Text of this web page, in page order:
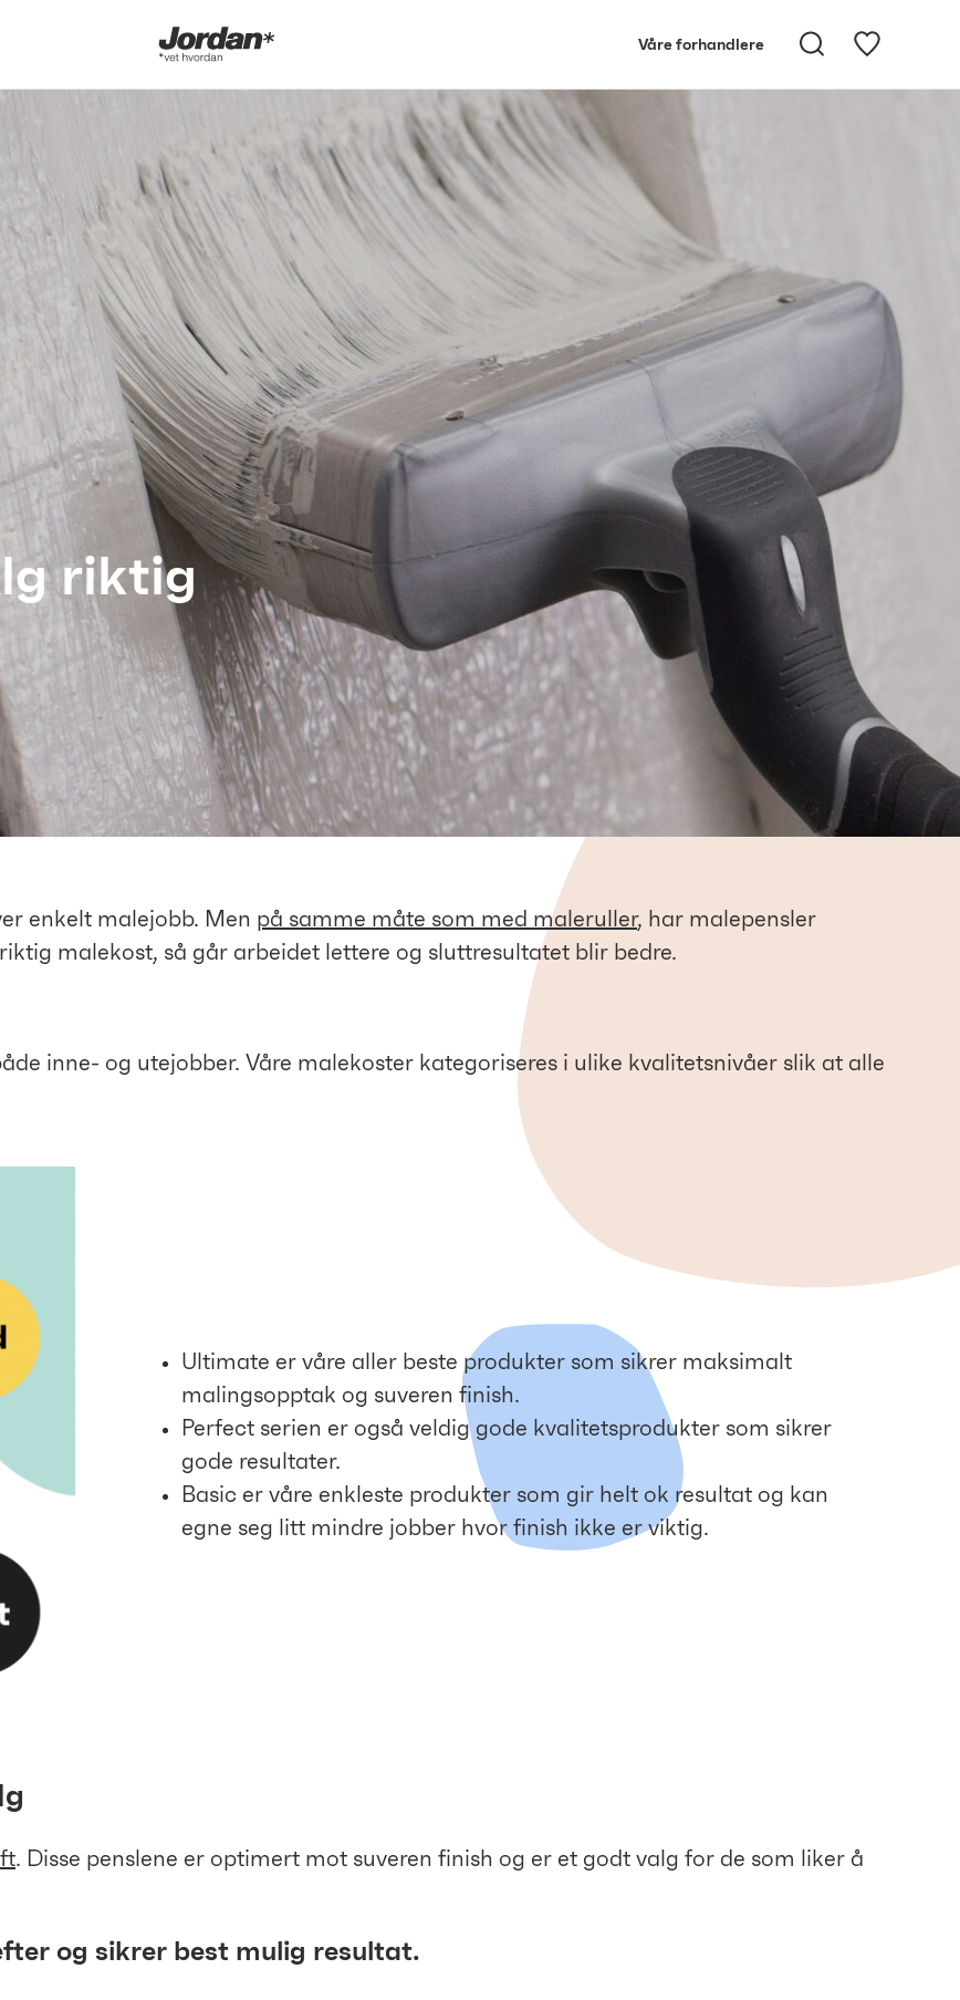
Våre forhandlere
Jordan
vet
riktig
enkelt malejobb. Men på samme måte som med maleruller, har malepensler
malekost, så går arbeidet lettere og sluttresultatet blir bedre.
inne- og utejobber. Våre malekoster kategoriseres i ulike kvalitetsnivåer slik at alle
Ultimate er våre aller beste produkter som sikrer maksimalt
malingsopptak og suveren finish.
Perfect serien er også veldig gode kvalitetsprodukter som sikrer
gode resultater.
Basic er våre enkleste produkter som gir helt ok resultat og kan
egne seg litt mindre jobber hvor finish ikke er viktig.
. Disse penslene er optimert mot suveren finish og er et godt valg for de som liker å
og sikrer best mulig resultat.